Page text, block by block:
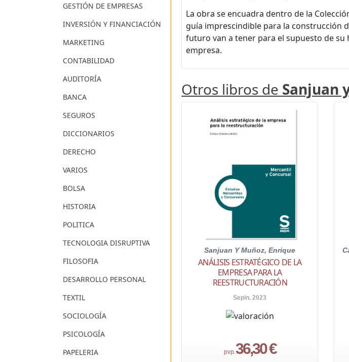
GESTIÓN DE EMPRESAS
INVERSIÓN Y FINANCIACIÓN
MARKETING
CONTABILIDAD
AUDITORÍA
BANCA
SEGUROS
DICCIONARIOS
DERECHO
VARIOS
BOLSA
HISTORIA
POLITICA
TECNOLOGIA DISRUPTIVA
FILOSOFIA
DESARROLLO PERSONAL
TEXTIL
SOCIOLOGÍA
PSICOLOGÍA
PAPELERIA
La obra se encuadra dentro de la
guía imprescindible para la construcción
futuro van a tener para el supuesto de
empresa.
Otros libros de Sanjuan
Sanjuan Y Muñoz, Enrique
ANÁLISIS ESTRATÉGICO DE LA
EMPRESA PARA LA
REESTRUCTURACIÓN
Sepin. 2023
pvp.36,30 €